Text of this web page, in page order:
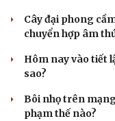
Cây đại phong
chuyển hợp âm
Hôm nay vào tiết
sao?
Bôi nhọ trên
phạm thế nào?